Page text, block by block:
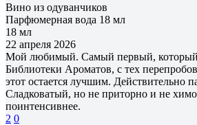
Вино из одуванчиков
Парфюмерная вода 18 мл
18 мл
22 апреля 2026
Мой любимый. Самый первый, который
Библиотеки Ароматов, с тех
этот остается лучшим. Действительно
Сладковатый, но не приторно и не
поинтенсивнее.
2 0